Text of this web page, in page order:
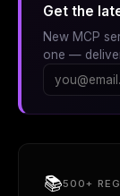
Get the
New MCP
one —
📚500+